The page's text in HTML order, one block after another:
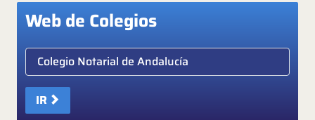
Web de Colegios
Elige colegio notarial
IR